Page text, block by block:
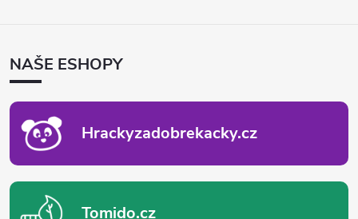
ANAŠE ESHOPY
Hrackyzadobrekacky.cz
Tomido.cz